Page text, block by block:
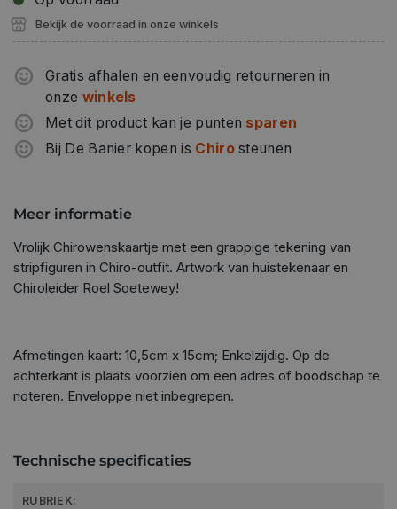
Bekijk de voorraad in onze winkels
Gratis afhalen en eenvoudig retourneren in
onze winkels
Met dit product kan je punten sparen
Bij De Banier kopen is Chirosteunen
Meer informatie
Vrolijk Chirowenskaartje met een grappige tekening van
stripfiguren in Chiro-outfit. Artwork van huistekenaar en
Chiroleider Roel Soetewey!
Afmetingen kaart: 10,5cm x 15cm; Enkelzijdig. Op de
achterkant is plaats voorzien om een adres of boodschap te
noteren. Enveloppe niet inbegrepen.
Technische specificaties
RUBRIEK: